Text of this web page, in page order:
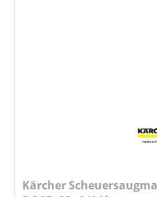
Kärcher